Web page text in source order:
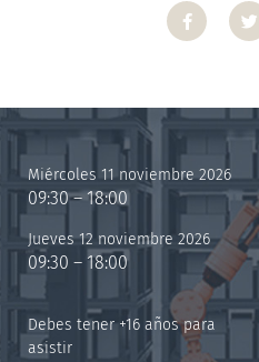
Miércoles 11 noviembre 2026
09:30 – 18:00
Jueves 12 noviembre 2026
09:30 – 18:00
Debes tener +16 años para
asistir